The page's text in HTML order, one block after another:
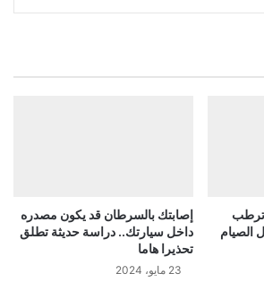
ترطب
الصيام
إصابتك بالسرطان قد يكون مصدره
داخل سيارتك.. دراسة حديثة تطلق
تحذيرا هاما
23 مايو، 2024